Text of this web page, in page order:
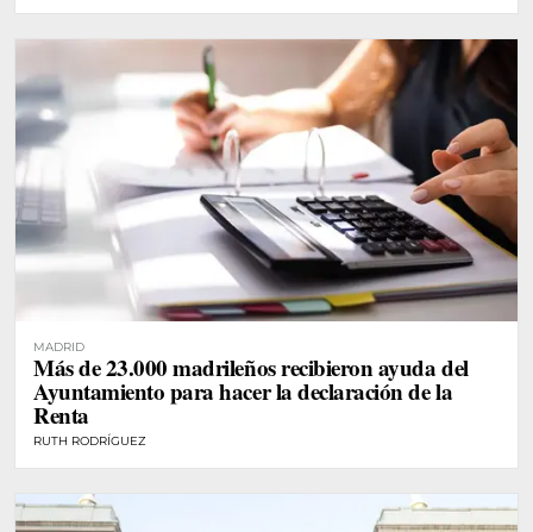
MADRID
Más de 23.000 madrileños recibieron ayuda del
Ayuntamiento para hacer la declaración de la
Renta
RUTH RODRÍGUEZ